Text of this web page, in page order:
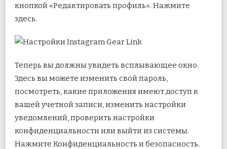
кнопкой «Редактировать профиль». Нажмите
здесь.
Теперь вы должны увидеть всплывающее окно.
Здесь вы можете изменить свой пароль,
посмотреть, какие приложения имеют доступ к
вашей учетной записи, изменить настройки
уведомлений, проверить настройки
конфиденциальности или выйти из системы.
Нажмите Конфиденциальность и безопасность.